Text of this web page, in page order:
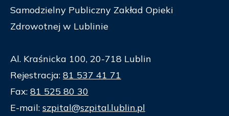
Samodzielny Publiczny Zakład Opieki
Zdrowotnej w Lublinie
Al. Kraśnicka 100, 20-718 Lublin
Rejestracja: 81 537 41 71
Fax: 81 525 80 30
E-mail: szpital@szpital.lublin.pl